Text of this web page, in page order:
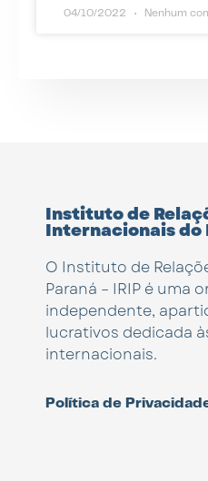
04/10/2022 Nenhum
Instituto de
Internacionais do
O Instituto de
Paraná – IRIP é uma
independente,
lucrativos dedicada
internacionais.
Política de